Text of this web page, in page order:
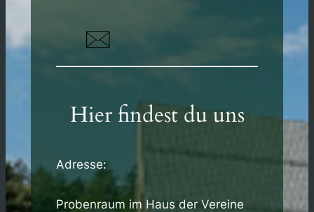
Hier findest du uns
Adresse:
Probenraum im Haus der Vereine